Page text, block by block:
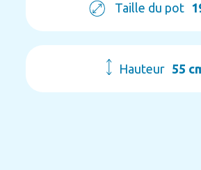
Taille du pot
Hauteur 55